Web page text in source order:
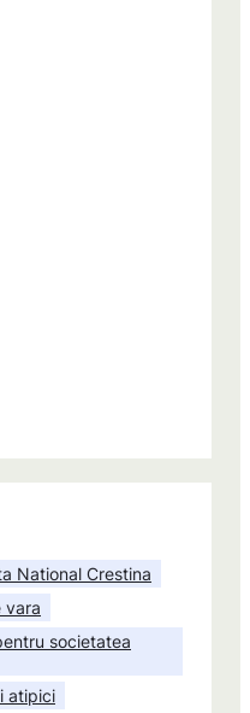
National Crestina
vara
societatea
atipici